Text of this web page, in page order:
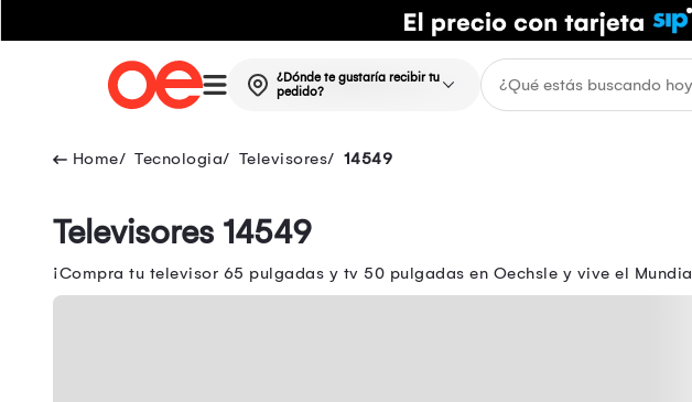
¿Dónde te gustaría recibir tu
pedido?
Tecnologia Televisores 14549
Televisores 14549
¡Compra tu televisor 65 pulgadas y tv 50 pulgadas en Oechsle y vive el